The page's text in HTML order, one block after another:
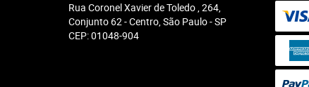
Rua Coronel Xavier de Toledo , 264,
Conjunto 62-Centro, São Paulo-SP
CEP: 01048-904